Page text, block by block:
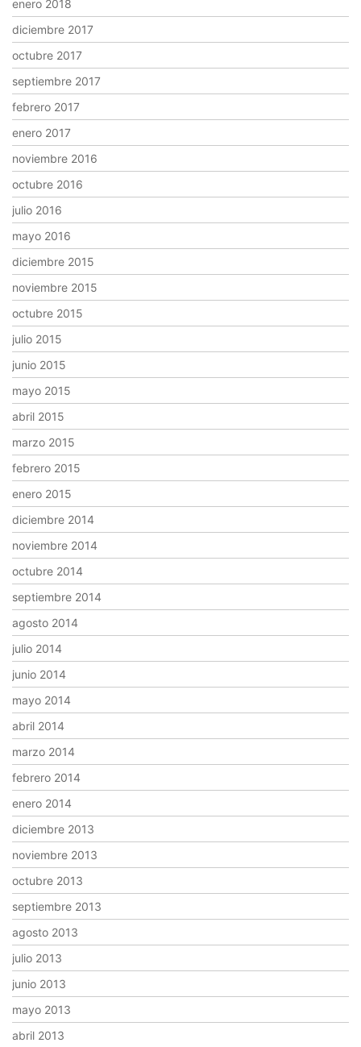
enero 2018
diciembre 2017
octubre 2017
septiembre 2017
febrero 2017
enero 2017
noviembre 2016
octubre 2016
julio 2016
mayo 2016
diciembre 2015
noviembre 2015
octubre 2015
julio 2015
junio 2015
mayo 2015
abril 2015
marzo 2015
febrero 2015
enero 2015
diciembre 2014
noviembre 2014
octubre 2014
septiembre 2014
agosto 2014
julio 2014
junio 2014
mayo 2014
abril 2014
marzo 2014
febrero 2014
enero 2014
diciembre 2013
noviembre 2013
octubre 2013
septiembre 2013
agosto 2013
julio 2013
junio 2013
mayo 2013
abril 2013